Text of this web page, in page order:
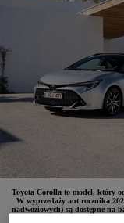
Toyota Corolla to model, który
W wyprzedaży aut rocznika
nadwoziowych) są dostępne na